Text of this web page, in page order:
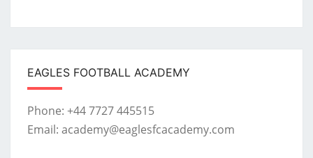
EAGLES FOOTBALL ACADEMY
Phone: +44 7727 445515
Email: academy@eaglesfcacademy.com